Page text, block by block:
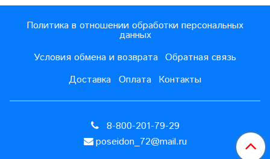
Политика в отношении обработки персональных
данных
Условия обмена и возврата Обратная связь
Доставка Оплата Контакты
8-800-201-79-29
poseidon_72@mail.ru